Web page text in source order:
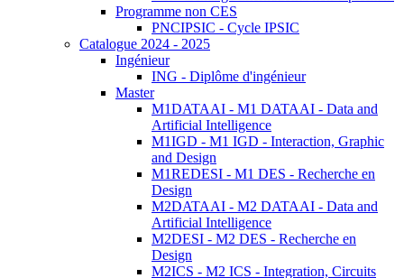
Programme non CES
PNCIPSIC - Cycle IPSIC
Catalogue 2024 - 2025
Ingénieur
ING - Diplôme d'ingénieur
Master
M1DATAAI - M1 DATAAI - Data and
Artificial Intelligence
M1IGD - M1 IGD - Interaction, Graphic
and Design
M1REDESI - M1 DES - Recherche en
Design
M2DATAAI - M2 DATAAI - Data and
Artificial Intelligence
M2DESI - M2 DES - Recherche en
Design
M2ICS - M2 ICS - Integration, Circuits